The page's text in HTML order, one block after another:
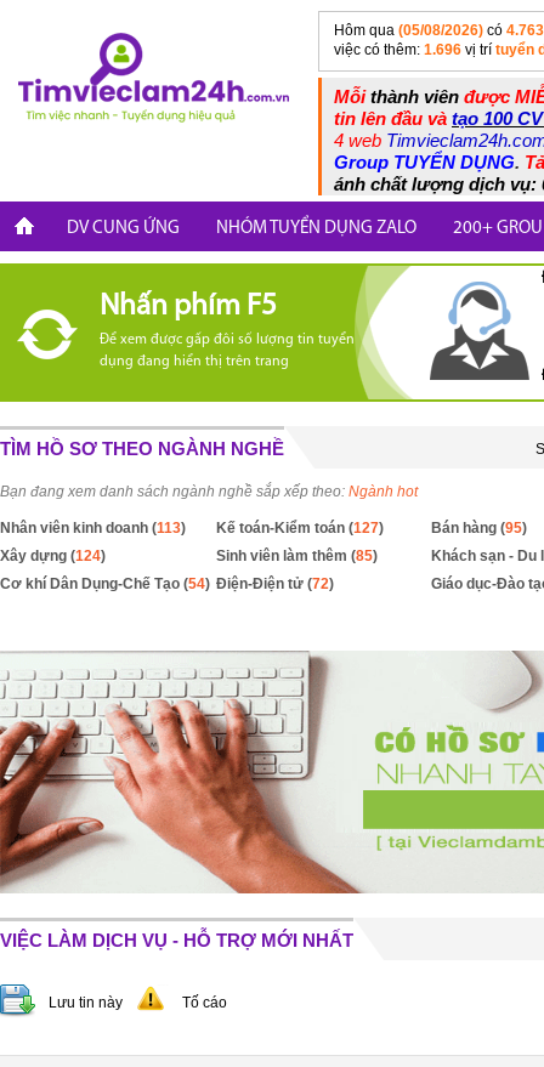
Hôm qua (05/08/2026) có 4.763
việc có thêm: 1.696 vị trí tuyển
Mỗithành viên được
tin lên đầu và tạo 100
4 web
Group TUYỂN DỤNG.
ánh chất lượng dịch vụ:
DV CUNG ỨNG NHÓM TUYỂN DỤNG ZALO 200+
Nhấn phím F5
Để xem được gấp đôi số lượng tin tuyển
dụng đang hiển thị trên trang
TÌM HỒ SƠ THEO NGÀNH NGHỀ
Bạn đang xem danh sách ngành nghề sắp xếp theo: Ngành hot
Nhân viên kinh doanh (113) Kế toán-Kiểm toán (127) Bán hàng (95)
Xây dựng (124) Sinh viên làm thêm (85)
Khách sạn - Du
Cơ khí Dân Dụng-Chế Tạo (54) Điện-Điện tử (72) Giáo dục-Đào
VIỆC LÀM DỊCH VỤ - HỖ TRỢ MỚI NHẤT
Lưu tin này Tố cáo